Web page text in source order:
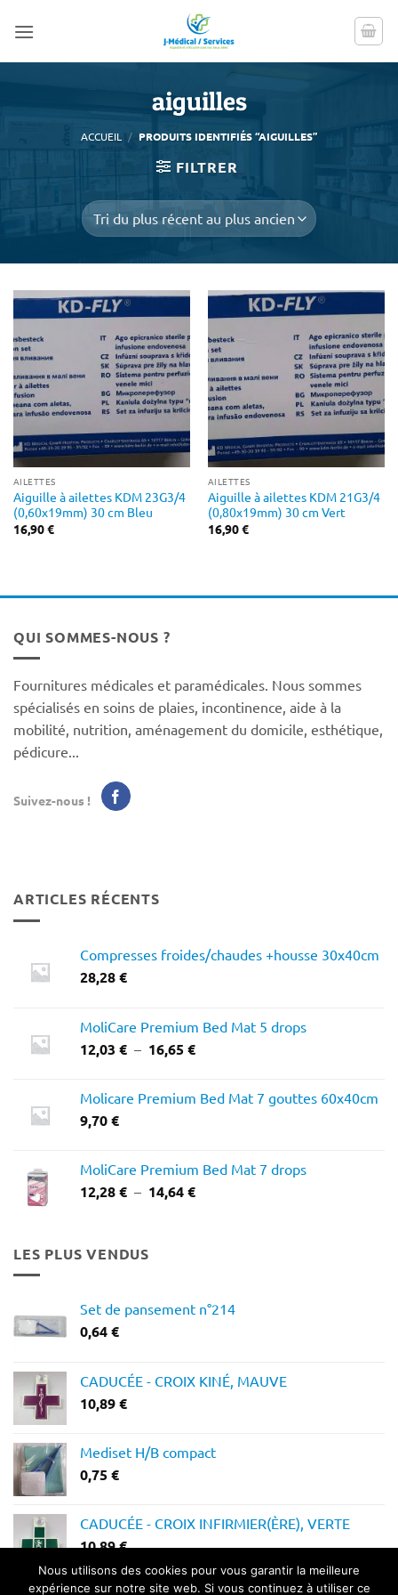
aiguilles
ACCUEIL / PRODUITS IDENTIFIÉS “AIGUILLES”
FILTRER
AILETTES
Aiguille à ailettes KDM 23G3/4
(0,60x19mm) 30 cm Bleu
16,90€
AILETTES
Aiguille à ailettes KDM 21G3/4
(0,80x19mm) 30 cm Vert
16,90€
QUI SOMMES-NOUS ?
Fournitures médicales et paramédicales. Nous sommes
spécialisés en soins de plaies, incontinence, aide à la
mobilité, nutrition, aménagement du domicile, esthétique,
pédicure...
Suivez-nous !
ARTICLES RÉCENTS
Compresses froides/chaudes +housse 30x40cm
28,28€
MoliCare Premium Bed Mat 5 drops
12,03 € – 16,65€Plage
12,03 €
Molicare Premium Bed Mat 7 gouttes 60x40cm
9,70€
MoliCare Premium Bed Mat 7 drops
12,28€ – 14,64€Plage
LES PLUS VENDUS
Set de pansement n°214
0,64€
CADUCÉE - CROIX KINÉ, MAUVE
10,89€
Mediset H/B compact
0,75€
CADUCÉE - CROIX INFIRMIER(ÈRE), VERTE
10,89€
Nous utilisons des cookies pour vous garantir la meilleure
expérience sur notre site web. Si vous continuez à utiliser ce